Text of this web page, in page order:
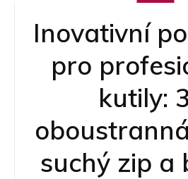
Inovativní
pro
kutily:
suchý zip a